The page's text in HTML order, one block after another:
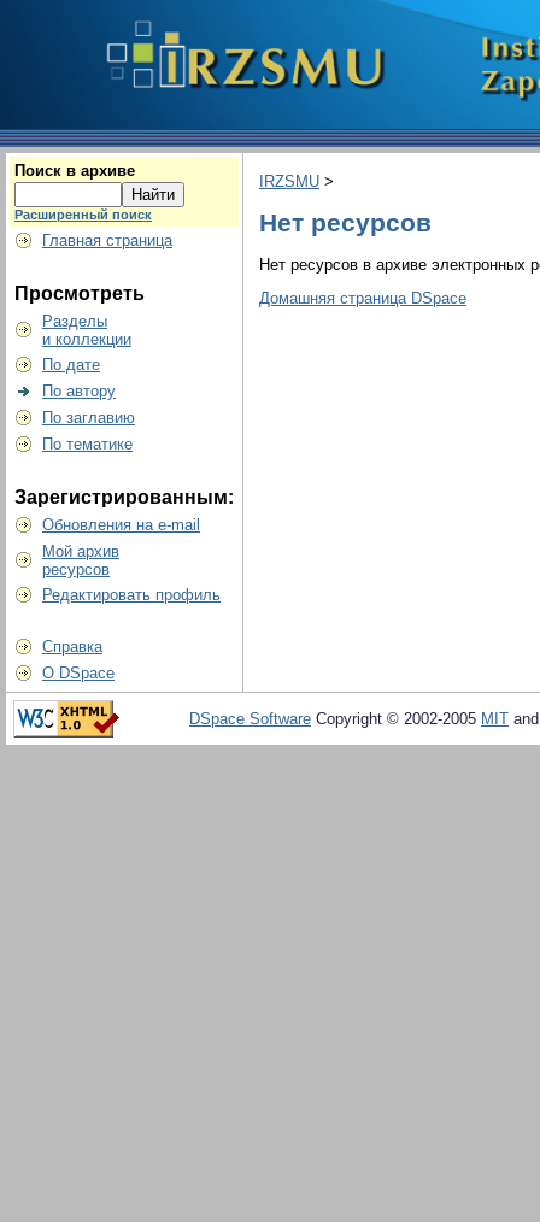
Поиск в архиве
Расширенный поиск
Главная страница
Просмотреть
Разделы
и коллекции
По дате
По автору
По заглавию
По тематике
Зарегистрированным:
Обновления на e-mail
Мой архив
ресурсов
Редактировать профиль
Справка
О DSpace
IRZSMU >
Нет ресурсов
Нет ресурсов в архиве электронных
Домашняя страница DSpace
DSpace Software Copyright © 2002-2005 MIT